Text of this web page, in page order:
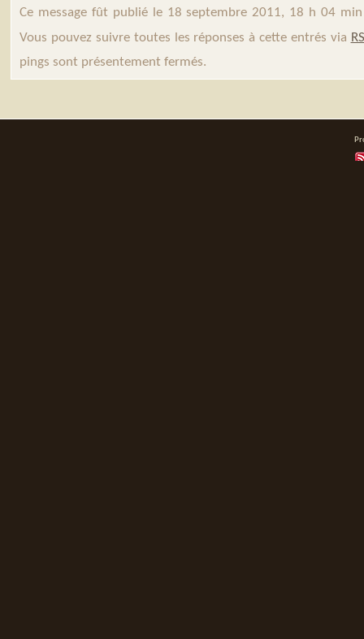
Ce message fût publié le 18 septembre 2011, 18 h 04
Vous pouvez suivre toutes les réponses à cette entrés via
pings sont présentement fermés.